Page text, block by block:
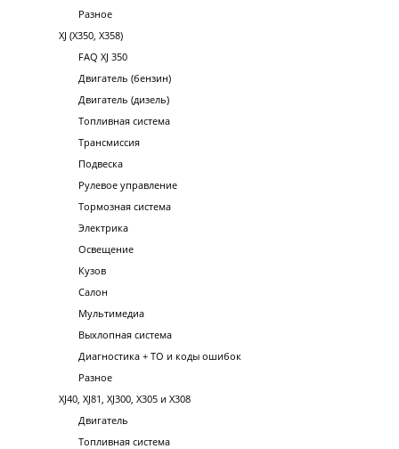
Разное
XJ (X350, X358)
FAQ XJ 350
Двигатель (бензин)
Двигатель (дизель)
Топливная система
Трансмиссия
Подвеска
Рулевое управление
Тормозная система
Электрика
Освещение
Кузов
Салон
Мультимедиа
Выхлопная система
Диагностика + ТО и коды ошибок
Разное
XJ40, XJ81, XJ300, X305 и X308
Двигатель
Топливная система